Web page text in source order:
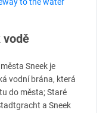
vodě
Sneek je
vodní brána, která
do města; Staré
a Sneek